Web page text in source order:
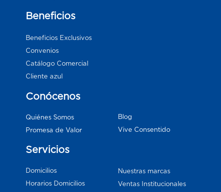
Beneficios
Beneficios Exclusivos
Convenios
Catálogo Comercial
Cliente azul
Conócenos
Quiénes Somos
Promesa de Valor
Blog
Vive Consentido
Servicios
Domicilios
Horarios Domicilios
Nuestras marcas
Ventas Institucionales